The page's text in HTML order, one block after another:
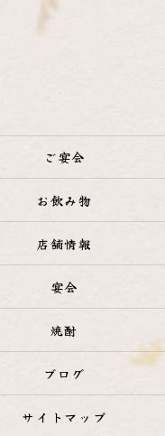
ご宴会
お飲み物
店舗情報
宴会
焼酎
ブログ
サイトマップ